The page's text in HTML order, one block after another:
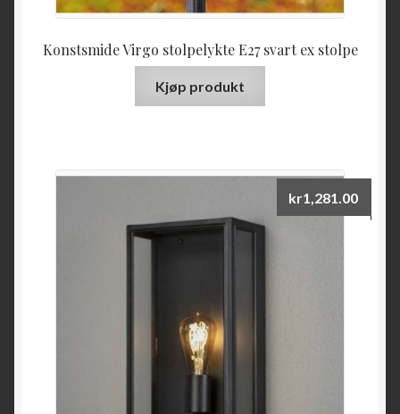
Konstsmide Virgo stolpelykte E27 svart ex stolpe
Kjøp produkt
kr1,281.00